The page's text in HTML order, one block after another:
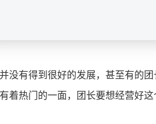
没有得到很好的发展，甚至有的
着热门的一面，团长要想经营好这